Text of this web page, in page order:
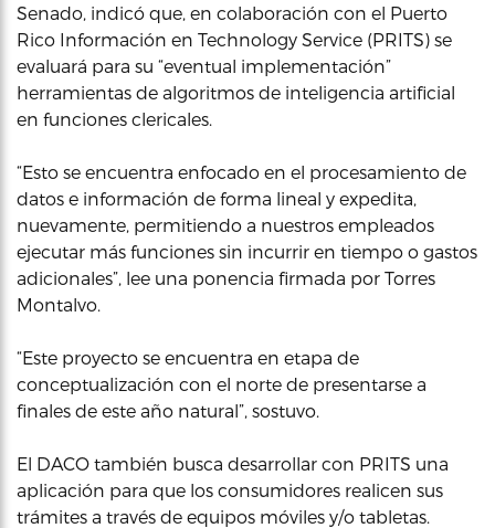
Senado, indicó que, en colaboración con el Puerto
Rico Información en Technology Service (PRITS) se
evaluará para su “eventual implementación”
herramientas de algoritmos de inteligencia artificial
en funciones clericales.
“Esto se encuentra enfocado en el procesamiento de
datos e información de forma lineal y expedita,
nuevamente, permitiendo a nuestros empleados
ejecutar más funciones sin incurrir en tiempo o gastos
adicionales”, lee una ponencia firmada por Torres
Montalvo.
“Este proyecto se encuentra en etapa de
conceptualización con el norte de presentarse a
finales de este año natural”, sostuvo.
El DACO también busca desarrollar con PRITS una
aplicación para que los consumidores realicen sus
trámites a través de equipos móviles y/o tabletas.